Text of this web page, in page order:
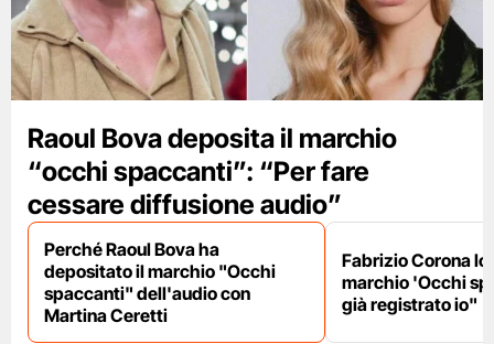
Raoul Bova deposita il marchio
“occhi spaccanti”: “Per fare
cessare diffusione audio”
Perché Raoul Bova ha
depositato il marchio "Occhi
spaccanti" dell'audio con
Martina Ceretti
Fabrizio Corona
marchio 'Occhi
già registrato io"